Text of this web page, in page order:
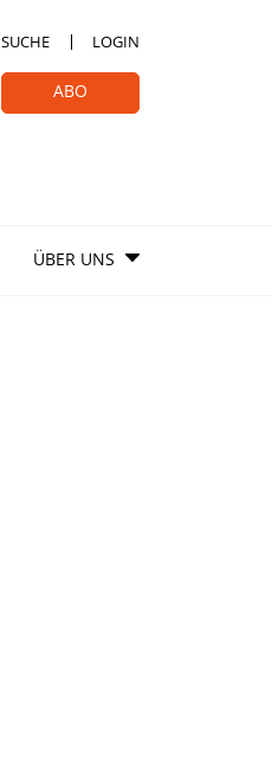
SUCHE LOGIN
ABO
ÜBER UNS